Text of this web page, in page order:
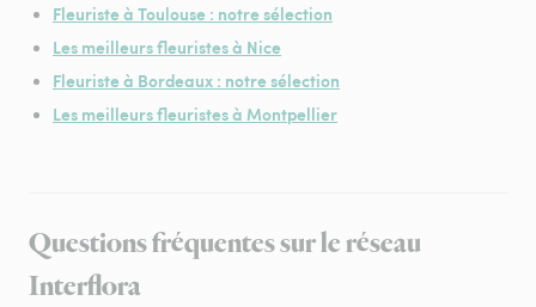
Fleuriste à Toulouse : notre sélection
Les meilleurs fleuristes à Nice
Fleuriste à Bordeaux : notre sélection
Les meilleurs fleuristes à Montpellier
Questions fréquentes sur le réseau
Interflora